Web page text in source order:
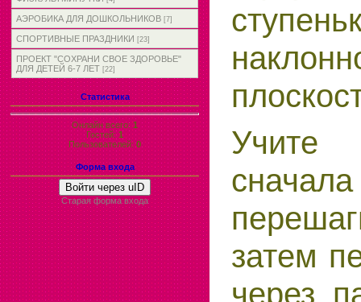
АЭРОБИКА ДЛЯ ДОШКОЛЬНИКОВ [7]
СПОРТИВНЫЕ ПРАЗДНИКИ [23]
ПРОЕКТ "СОХРАНИ СВОЕ ЗДОРОВЬЕ"
ДЛЯ ДЕТЕЙ 6-7 ЛЕТ [22]
Статистика
Онлайн всего:1
Гостей:1
Пользователей:0
Форма входа
Войти через uID
Старая форма входа
сначала
затем
через